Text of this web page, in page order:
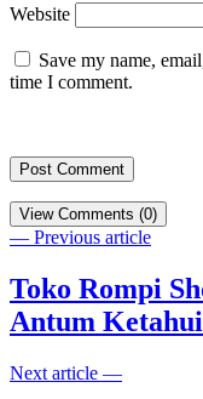
Website
Save my name,
time I comment.
View Comments (0)
— Previous article
Toko Rompi
Antum Ketahui
Next article —